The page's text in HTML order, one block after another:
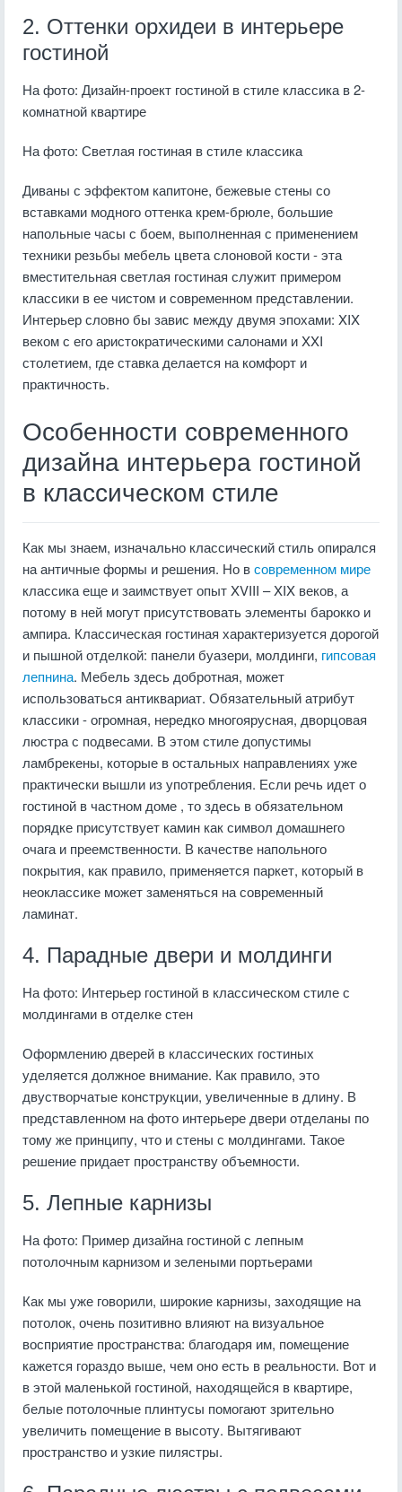
2. Оттенки орхидеи в интерьере
гостиной
На фото: Дизайн-проект гостиной в стиле классика в 2-
комнатной квартире
На фото: Светлая гостиная в стиле классика
Диваны с эффектом капитоне, бежевые стены со
вставками модного оттенка крем-брюле, большие
напольные часы с боем, выполненная с применением
техники резьбы мебель цвета слоновой кости - эта
вместительная светлая гостиная служит примером
классики в ее чистом и современном представлении.
Интерьер словно бы завис между двумя эпохами: XIX
веком с его аристократическими салонами и XXI
столетием, где ставка делается на комфорт и
практичность.
Особенности современного
дизайна интерьера гостиной
в классическом стиле
Как мы знаем, изначально классический стиль опирался
на античные формы и решения. Но всовременном мире
классика еще и заимствует опыт XVIII – XIX веков, а
потому в ней могут присутствовать элементы барокко и
ампира. Классическая гостиная характеризуется дорогой
и пышной отделкой: панели буазери, молдинги, гипсовая
лепнина. Мебель здесь добротная, может
использоваться антиквариат. Обязательный атрибут
классики - огромная, нередко многоярусная, дворцовая
люстра с подвесами. В этом стиле допустимы
ламбрекены, которые в остальных направлениях уже
практически вышли из употребления. Если речь идет о
гостиной в частном доме , то здесь в обязательном
порядке присутствует камин как символ домашнего
очага и преемственности. В качестве напольного
покрытия, как правило, применяется паркет, который в
неоклассике может заменяться на современный
ламинат.
4. Парадные двери и молдинги
На фото: Интерьер гостиной в классическом стиле с
молдингами в отделке стен
Оформлению дверей в классических гостиных
уделяется должное внимание. Как правило, это
двустворчатые конструкции, увеличенные в длину. В
представленном на фото интерьере двери отделаны по
тому же принципу, что и стены с молдингами. Такое
решение придает пространству объемности.
5. Лепные карнизы
На фото: Пример дизайна гостиной с лепным
потолочным карнизом и зелеными портьерами
Как мы уже говорили, широкие карнизы, заходящие на
потолок, очень позитивно влияют на визуальное
восприятие пространства: благодаря им, помещение
кажется гораздо выше, чем оно есть в реальности. Вот и
в этой маленькой гостиной, находящейся в квартире,
белые потолочные плинтусы помогают зрительно
увеличить помещение в высоту. Вытягивают
пространство и узкие пилястры.